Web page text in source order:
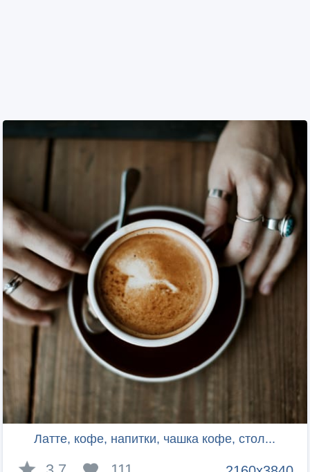
Латте, кофе, напитки, чашка кофе, стол...